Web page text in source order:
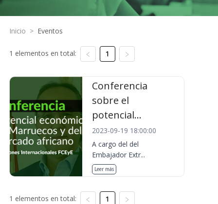
Inicio > Eventos
1 elementos en total: 1
Conferencia
sobre el
potencial...
2023-09-19 18:00:00
A cargo del del
Embajador Extr...
Leer más
1 elementos en total: 1